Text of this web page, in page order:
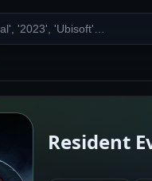
Resident